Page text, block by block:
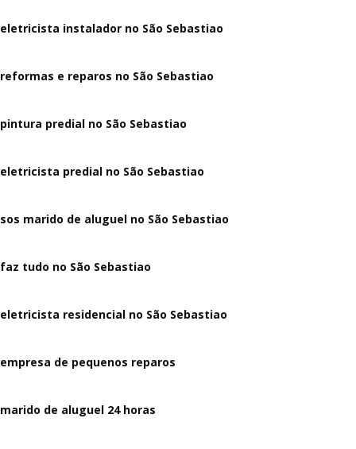
eletricista instalador no São Sebastiao
reformas e reparos no São Sebastiao
pintura predial no São Sebastiao
eletricista predial no São Sebastiao
sos marido de aluguel no São Sebastiao
faz tudo no São Sebastiao
eletricista residencial no São Sebastiao
empresa de pequenos reparos
marido de aluguel 24 horas